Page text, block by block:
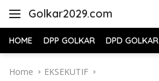
Golkar2029.com
HOME DPP GOLKAR DPD GOLKAR
Home EKSEKUTIF